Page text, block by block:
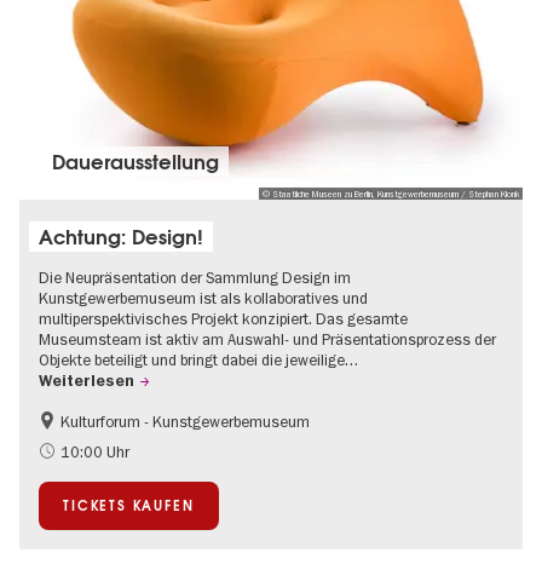
© Staatliche Museen zu Berlin, Kunstgewerbemuseum / Stephan Klonk
Dauer­aus­stel­lung
Achtung: Design!
Die Neupräsentation der Sammlung Design im
Kunstgewerbemuseum ist als kollaboratives und
multiperspektivisches Projekt konzipiert. Das gesamte
Museumsteam ist aktiv am Auswahl- und Präsentationsprozess der
Objekte beteiligt und bringt dabei die jeweilige…
Weiterlesen
Mode und Design
Kulturforum - Kunstgewerbemuseum
10:00 Uhr
TICKETS KAUFEN